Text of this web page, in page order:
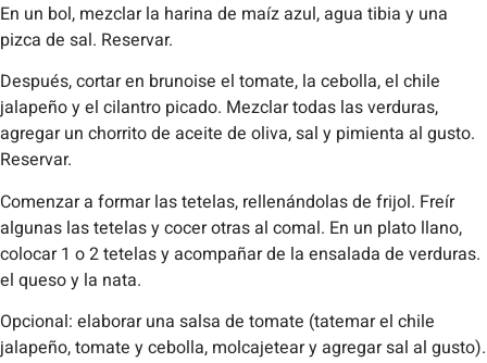
En un bol, mezclar la harina de maíz azul, agua tibia y una
pizca de sal. Reservar.
Después, cortar en brunoise el tomate, la cebolla, el chile
jalapeño y el cilantro picado. Mezclar todas las verduras,
agregar un chorrito de aceite de oliva, sal y pimienta al gusto.
Reservar.
Comenzar a formar las tetelas, rellenándolas de frijol. Freír
algunas las tetelas y cocer otras al comal. En un plato llano,
colocar 1 o 2 tetelas y acompañar de la ensalada de verduras.
el queso y la nata.
Opcional: elaborar una salsa de tomate (tatemar el chile
jalapeño, tomate y cebolla, molcajetear y agregar sal al gusto).